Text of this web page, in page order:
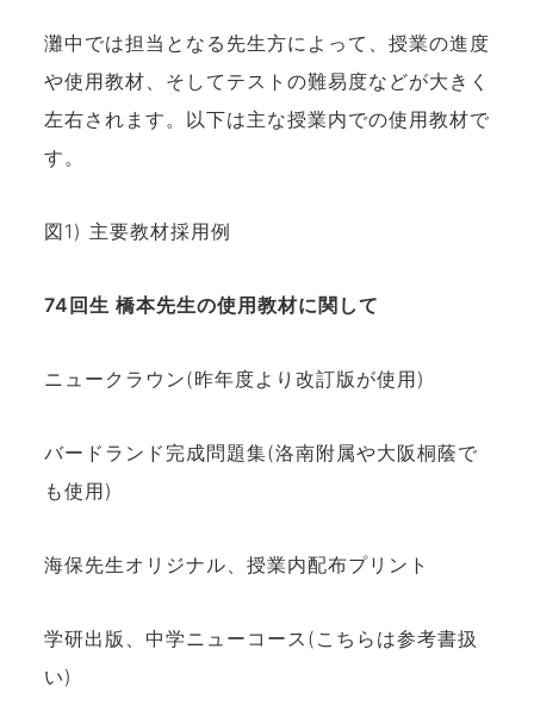
灘中では担当となる先生方によって、授業の進度
や使用教材、そしてテストの難易度などが大きく
左右されます。以下は主な授業内での使用教材で
す。
図1) 主要教材採用例
74回生 橋本先生の使用教材に関して
ニュークラウン(昨年度より改訂版が使用)
バードランド完成問題集(洛南附属や大阪桐蔭で
も使用)
海保先生オリジナル、授業内配布プリント
学研出版、中学ニューコース(こちらは参考書扱
い)